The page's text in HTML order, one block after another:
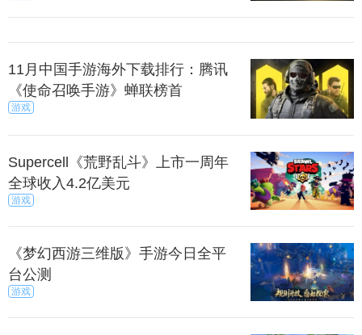
11月中国手游海外下载排行：腾讯
《使命召唤手游》蝉联榜首
游戏
Supercell《荒野乱斗》上市一周年
全球收入4.2亿美元
游戏
《梦幻西游三维版》手游今日全平
台公测
游戏